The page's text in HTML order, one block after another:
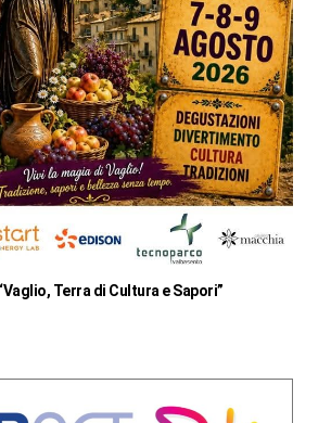
Terra di Cultura e Sapori”